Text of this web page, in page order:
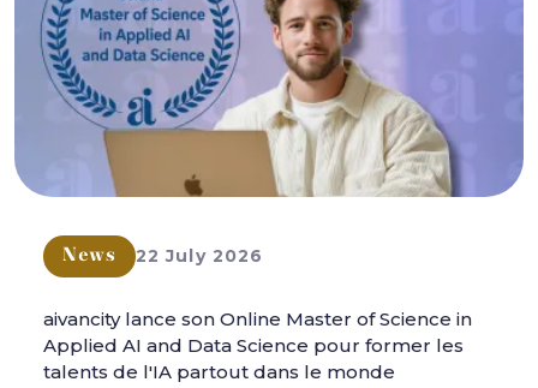
News 22 July 2026
aivancity lance son Online Master of Science in
Applied AI and Data Science pour former les
talents de l'IA partout dans le monde